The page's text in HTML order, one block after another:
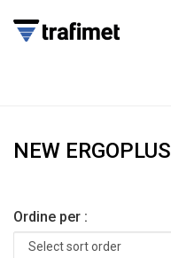
NEW ERGOPLUS
Ordine per :